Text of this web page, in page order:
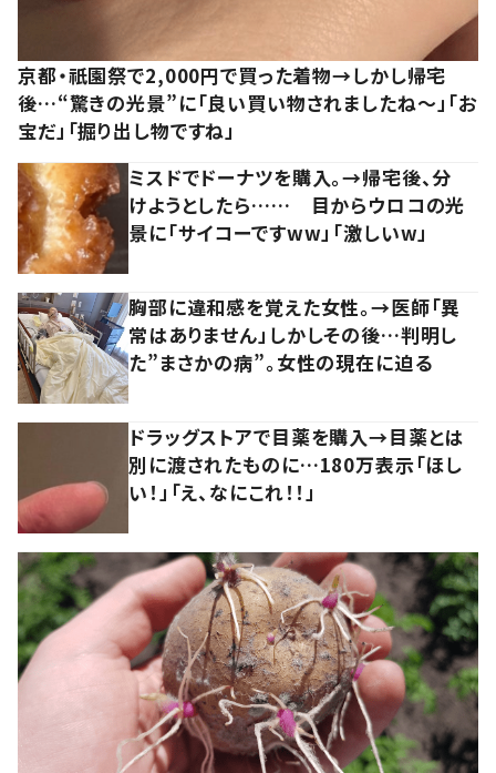
京都・祇園祭で2,000円で買った着物→しかし帰宅
後…“驚きの光景”に「良い買い物されましたね～」「お
宝だ」「掘り出し物ですね」
ミスドでドーナツを購入。→帰宅後、分
けようとしたら…… 目からウロコの光
景に「サイコーですww」「激しいw」
胸部に違和感を覚えた女性。→医師「異
常はありません」しかしその後…判明し
た”まさかの病”。女性の現在に迫る
ドラッグストアで目薬を購入→目薬とは
別に渡されたものに…180万表示「ほし
い！」「え、なにこれ！！」